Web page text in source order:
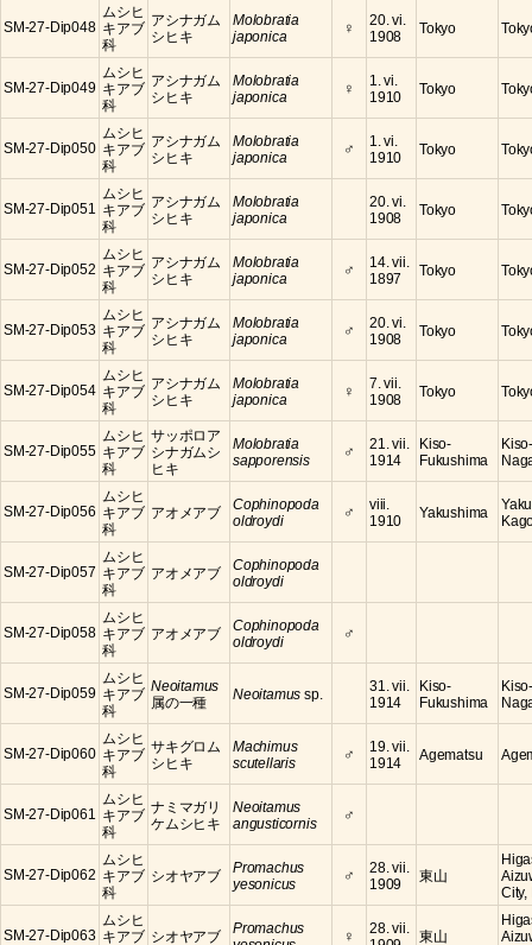
SM-27-Dip048
ムシヒ
キアブ
科
アシナガム
シヒキ
Molobratia
japonica
♀
20. vi.
1908
Tokyo
SM-27-Dip049
ムシヒ
キアブ
科
アシナガム
シヒキ
Molobratia
japonica
♀
1. vi.
1910
Tokyo
SM-27-Dip050
ムシヒ
キアブ
科
アシナガム
シヒキ
Molobratia
japonica
♂
1. vi.
1910
Tokyo
SM-27-Dip051
ムシヒ
キアブ
科
アシナガム
シヒキ
Molobratia
japonica
20. vi.
1908
Tokyo
SM-27-Dip052
ムシヒ
キアブ
科
アシナガム
シヒキ
Molobratia
japonica
♂
14. vii.
1897
Tokyo
SM-27-Dip053
ムシヒ
キアブ
科
アシナガム
シヒキ
Molobratia
japonica
♂
20. vi.
1908
Tokyo
SM-27-Dip054
ムシヒ
キアブ
科
アシナガム
シヒキ
Molobratia
japonica
♀
7. vii.
1908
Tokyo
SM-27-Dip055
ムシヒ
キアブ
科
サッポロア
シナガムシ
ヒキ
Molobratia
sapporensis
♂
21. vii.
1914
Kiso-
Fukushima
SM-27-Dip056
ムシヒ
キアブ
科
アオメアブ
Cophinopoda
oldroydi
♂
viii.
1910
Yakushima
SM-27-Dip057
ムシヒ
キアブ
科
アオメアブ
Cophinopoda
oldroydi
SM-27-Dip058
ムシヒ
キアブ
科
アオメアブ
Cophinopoda
oldroydi
♂
SM-27-Dip059
ムシヒ
キアブ
科
Neoitamus
属の一種
Neoitamus sp.
31. vii.
1914
Kiso-
Fukushima
SM-27-Dip060
ムシヒ
キアブ
科
サキグロム
シヒキ
Machimus
scutellaris
♂
19. vii.
1914
Agematsu
SM-27-Dip061
ムシヒ
キアブ
科
ナミマガリ
ケムシヒキ
Neoitamus
angusticornis
♂
SM-27-Dip062
ムシヒ
キアブ
科
シオヤアブ
Promachus
yesonicus
♂
28. vii.
1909
東山
City,
SM-27-Dip063
ムシヒ
キアブ シオヤアブ
Promachus
♀
28. vii.
東山